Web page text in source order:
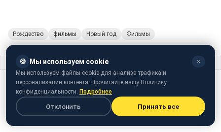
Рождество фильмы Новый год Фильмы
Главная › Жизнь › 7 базовых советов, как не замерзнуть на улице зимой
ЖИЗНЬ 30 ноября 2024 · 19:30
7 базовых советов, как не замерзнуть
на улице зимой
🍪 Мы используем cookie ✕
Мы используем файлы cookie для анализа трафика и
персонализации контента. Прочитайте нашу Политику
конфиденциальности. Подробнее
Отклонить Принять все